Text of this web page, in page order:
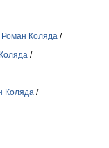
Роман Коляда /
/
Коляда /